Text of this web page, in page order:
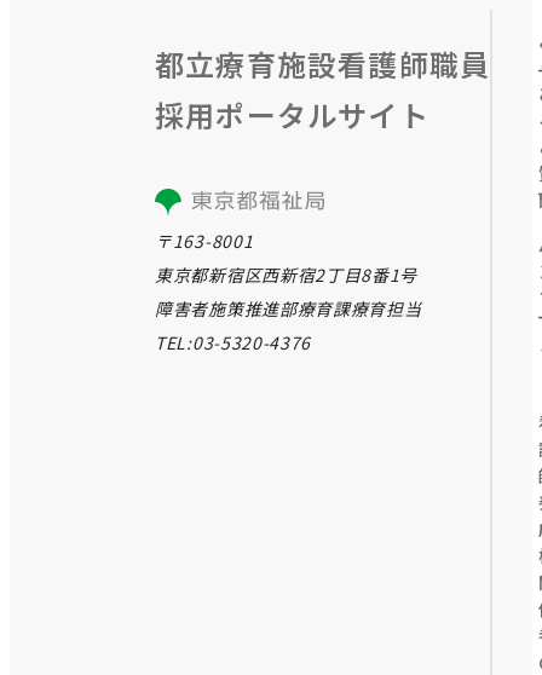
都⽴療育施設看護師職員
採⽤ポータルサイト
〒163-8001
東京都新宿区西新宿2丁目8番1号
障害者施策推進部療育課療育担当
TEL:03-5320-4376